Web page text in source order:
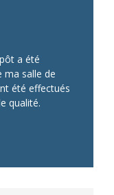
a été
ma salle de
été effectués
qualité.